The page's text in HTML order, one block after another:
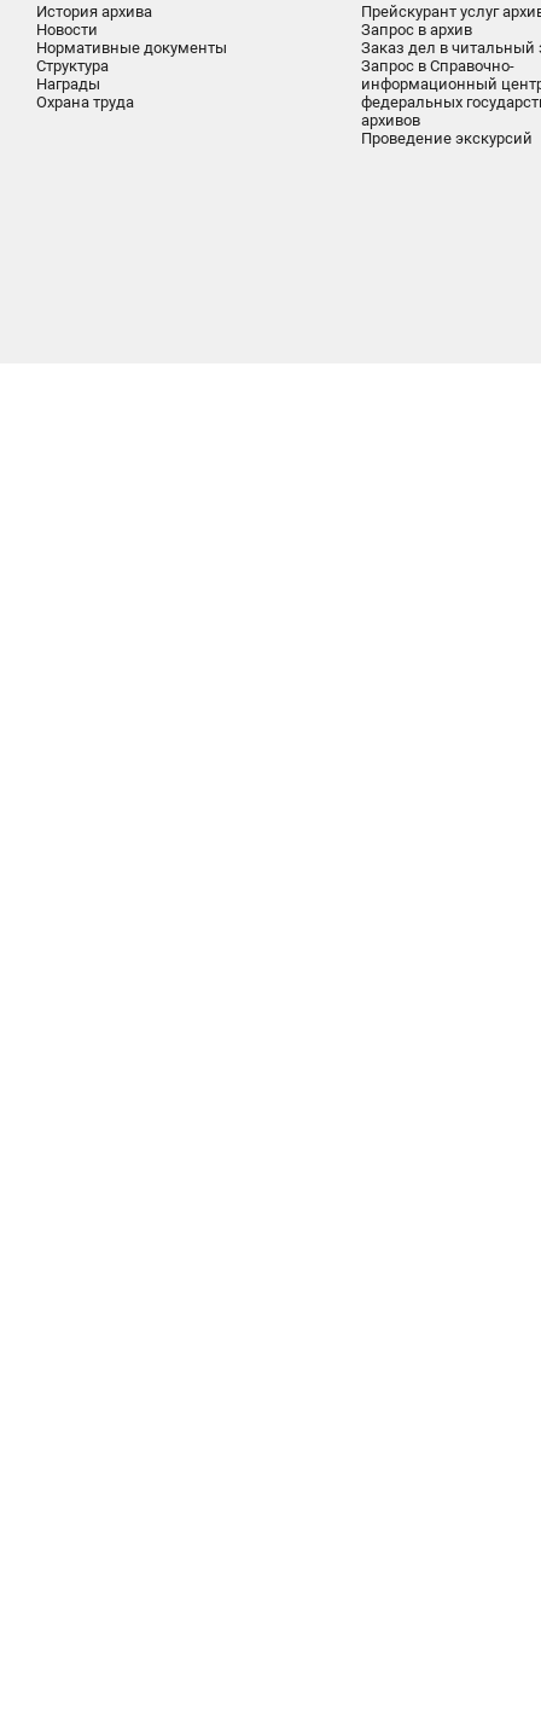
История архива
Новости
Нормативные документы
Структура
Награды
Охрана труда
Прейскурант услуг
Запрос в архив
Заказ дел в читальный
Запрос в Справочно-
информационный
федеральных
архивов
Проведение экскурсий